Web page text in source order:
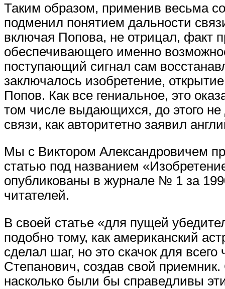
Таким образом, применив весьма
подменил понятием дальности
включая Попова, не отрицал, факт
обеспечивающего именно
поступающий сигнал сам
заключалось изобретение,
Попов. Как все гениальное, это
том числе выдающихся, до этого не
связи, как авторитетно заявил
Мы с Виктором Александровичем
статью под названием
опубликованы в журнале № 1 за
читателей.
В своей статье «для пущей
подобно тому, как американский
сделал шаг, но это скачок для
Степанович, создав свой
насколько были бы справедливы